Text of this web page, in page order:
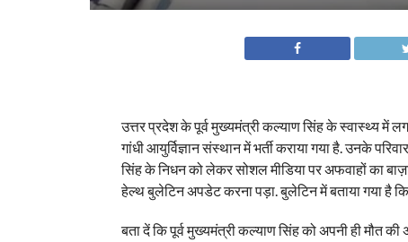
उत्तर प्रदेश के पूर्व मुख्यमंत्री कल्याण सिंह के स्वास्थ्य में
गांधी आयुर्विज्ञान संस्थान में भर्ती कराया गया है. उनके
सिंह के निधन को लेकर सोशल मीडिया पर अफवाहों का
हेल्थ बुलेटिन अपडेट करना पड़ा. बुलेटिन में बताया गया है
बता दें कि पूर्व मुख्यमंत्री कल्याण सिंह को अपनी ही मौत